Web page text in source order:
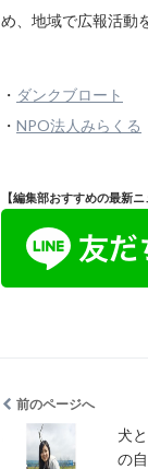
め、地域で広報活動
・ ダンクブロート
・ NPO法人みらくる
【編集部おすすめの最新
前のページへ
犬
の